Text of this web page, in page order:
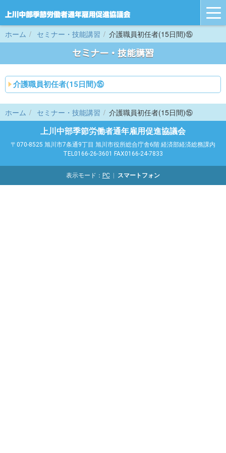
ホーム セミナー・技能講習 介護職員初任者(15日間)⑮
セミナー・技能講習
介護職員初任者(15日間)⑮
ホーム セミナー・技能講習 介護職員初任者(15日間)⑮
上川中部季節労働者通年雇用促進協議会
〒070-8525 旭川市7条通9丁目 旭川市役所総合庁舎6階 経済部経済総務課内
TEL0166-26-3601 FAX0166-24-7833
表示モード： PC スマートフォン